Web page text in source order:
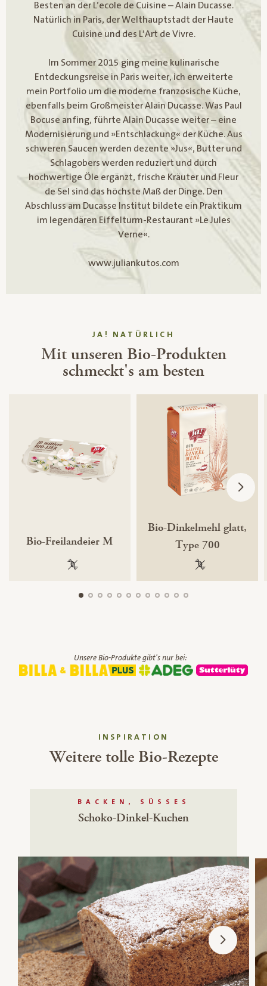
Besten an der L’ecole de Cuisine – Alain Ducasse.
Natürlich in Paris, der Welthauptstadt der Haute
Cuisine und des L’Art de Vivre.
Im Sommer 2015 ging meine kulinarische
Entdeckungsreise in Paris weiter, ich erweiterte
mein Portfolio um die moderne französische Küche,
ebenfalls beim Großmeister Alain Ducasse. Was Paul
Bocuse anfing, führte Alain Ducasse weiter – eine
Modernisierung und »Entschlackung« der Küche. Aus
schweren Saucen werden dezente »Jus«, Butter und
Schlagobers werden reduziert und durch
hochwertige Öle ergänzt, frische Kräuter und Fleur
de Sel sind das höchste Maß der Dinge. Den
Abschluss am Ducasse Institut bildete ein Praktikum
im legendären Eiffelturm-Restaurant »Le Jules
Verne«.
www.juliankutos.com
JA! NATÜRLICH
Mit unseren Bio-Produkten
schmeckt's am besten
Bio-Freilandeier M
100 % gentechnikfrei
Bio-Dinkelmehl glatt,
Type 700
100 %
Unsere Bio-Produkte gibt's nur bei:
INSPIRATION
Weitere tolle Bio-Rezepte
BACKEN, SÜSSES
Schoko-Dinkel-Kuchen